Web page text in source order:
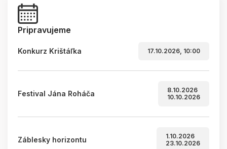
Pripravujeme
Konkurz Krištáľka 17.10.2026, 10:00
Festival Jána Roháča
8.10.2026
10.10.2026
Záblesky horizontu
1.10.2026
23.10.2026